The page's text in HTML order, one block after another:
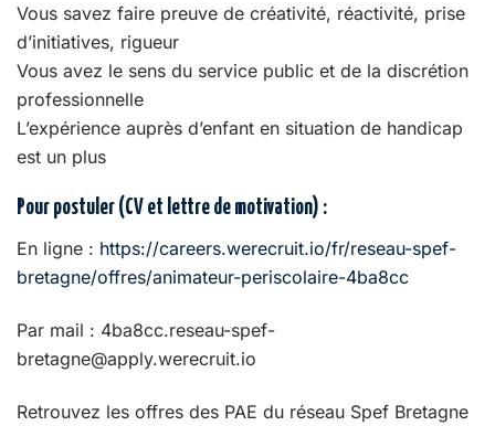
Vous savez faire preuve de créativité, réactivité, prise
d’initiatives, rigueur
Vous avez le sens du service public et de la discrétion
professionnelle
L’expérience auprès d’enfant en situation de handicap
est un plus
Pour postuler (CV et lettre de motivation) :
En ligne : https://careers.werecruit.io/fr/reseau-spef-
bretagne/offres/animateur-periscolaire-4ba8cc
Par mail : 4ba8cc.reseau-spef-
bretagne@apply.werecruit.io
Retrouvez les offres des PAE du réseau Spef Bretagne